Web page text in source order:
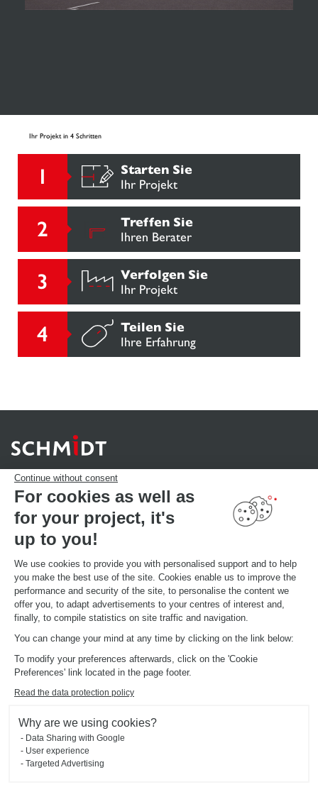
Continue without consent
For cookies as well as
for your project, it's
up to you!
We use cookies to provide you with personalised support and to help
you make the best use of the site. Cookies enable us to improve the
performance and security of the site, to personalise the content we
offer you, to adapt advertisements to your centres of interest and,
finally, to compile statistics on site traffic and navigation.
You can change your mind at any time by clicking on the link below:
To modify your preferences afterwards, click on the 'Cookie
Preferences' link located in the page footer.
Read the data protection policy
Why are we using cookies?
Data Sharing with Google
User experience
Targeted Advertising
Ihr Projekt in 4 Schritten
Starten Sie
Ihr Projekt
Treffen Sie
Ihren Berater
Verfolgen Sie
Ihr Projekt
Teilen Sie
Ihre Erfahrung
IHR PROJEKT
Laden Sie unseren Katalog
Finden Sie Ihre Studios
TERMIN VEREINBAREN
GLOBALE INFORMATIONEN
News aus dem unternehmen
in Studio eröffnen
Unsere Studios in der Welt
2025 © SCHMIDT Groupe
Impressum
Datenschutzerklärung